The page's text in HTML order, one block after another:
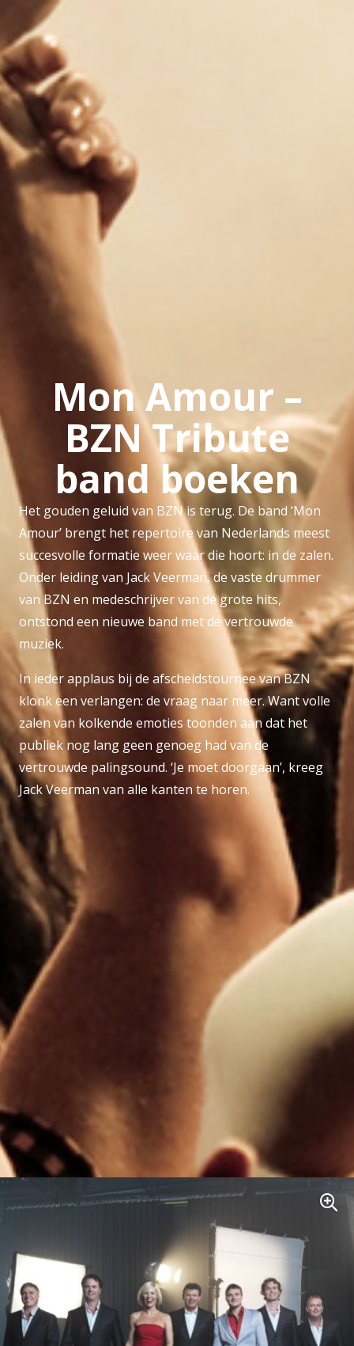
Mon Amour –
BZN Tribute
band boeken
Het gouden geluid van BZN is terug. De band ‘Mon
Amour’ brengt het repertoire van Nederlands meest
succesvolle formatie weer waar die hoort: in de zalen.
Onder leiding van Jack Veerman, de vaste drummer
van BZN en medeschrijver van de grote hits,
ontstond een nieuwe band met de vertrouwde
muziek.
In ieder applaus bij de afscheidstournee van BZN
klonk een verlangen: de vraag naar meer. Want volle
zalen van kolkende emoties toonden aan dat het
publiek nog lang geen genoeg had van de
vertrouwde palingsound. ‘Je moet doorgaan’, kreeg
Jack Veerman van alle kanten te horen.